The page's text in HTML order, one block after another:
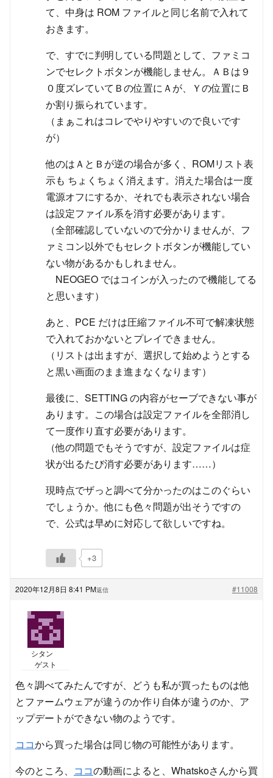
て、中身は ROM ファイルと同じ名前で入れて
おきます。
で、すでに判明している問題として、ファミコ
ンでセレクトボタンが機能しません。ＡＢは９
０度ズレていてＢの位置にＡが、Ｙの位置にＢ
か割り振られています。
（まぁこれはコレでやりやすいので良いです
が）
他のはＡとＢが逆の場合が多く、ROMリスト表
示も ちょくちょく消えます。消えた場合は一度
電源オフにするか、それでも表示されない場合
は設定ファイル系を消す必要があります。
（全部確認していないので分かりませんが、フ
ァミコン以外でもセレクトボタンが機能してい
ない物があるかもしれません。
NEOGEO ではコインが入ったので機能してる
と思います）
あと、PCE だけは圧縮ファイル不可で解凍状態
で入れておかないとプレイできません。
（リストは出ますが、選択して始めようとする
と黒い画面のまま進まなくなります）
最後に、SETTING の内容がセーブできない事が
あります。この場合は設定ファイルを全部消し
て一度作り直す必要があります。
（他の問題でもそうですが、設定ファイルは症
状が出るたび消す必要があります……）
現時点でザっと調べて分かったのはこのぐらい
でしょうか。他にも色々問題が出そうですの
で、公式は早めに対応して欲しいですね。
+3
2020年12月8日 8:41 PM #11008
返信
シタン
ゲスト
色々調べてみたんですが、どうも私が買ったものは他
とファームウェアが違うのか作り自体が違うのか、ア
ップデートができない物のようです。
ココから買った場合は同じ物の可能性があります。
今のところ、 ココの動画によると、Whatskoさんから買